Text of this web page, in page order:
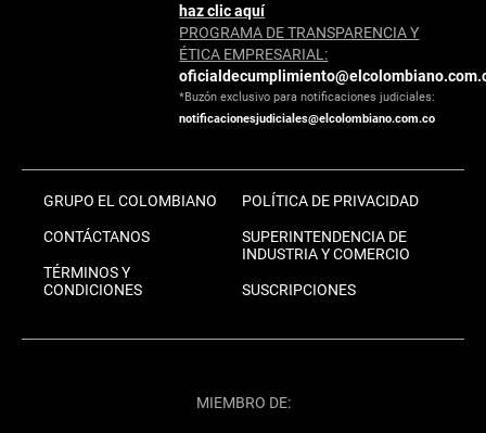
haz clic aquí
PROGRAMA DE TRANSPARENCIA Y
ÉTICA EMPRESARIAL:
*Buzón exclusivo para notificaciones judiciales:
notificacionesjudiciales@elcolombiano.com.co
GRUPO EL COLOMBIANO
CONTÁCTANOS
TÉRMINOS Y
CONDICIONES
POLÍTICA DE PRIVACIDAD
SUPERINTENDENCIA DE
INDUSTRIA Y COMERCIO
SUSCRIPCIONES
MIEMBRO DE: